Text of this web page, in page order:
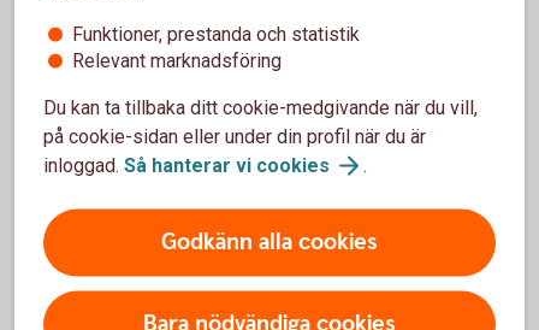
Hur har jag betalat de här avgifterna som står i
När betalade jag kostnaderna för fonderna?
Vad är det för skillnad på en ”kostnad” och en
”avgift”? Är inte allt bara ”kostnader”?
Funktioner, prestanda och statistik
Relevant marknadsföring
Du kan ta tillbaka ditt cookie-medgivande när du vill,
på cookie-sidan eller under din profil när du är
inloggad. Så hanterar vi cookies .
Godkänn alla cookies